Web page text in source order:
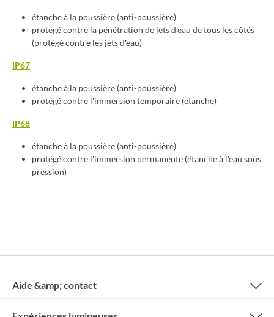
étanche à la poussière (anti-poussière)
protégé contre la pénétration de jets d'eau de tous les côtés
(protégé contre les jets d'eau)
IP67
étanche à la poussière (anti-poussière)
protégé contre l'immersion temporaire (étanche)
IP68
étanche à la poussière (anti-poussière)
protégé contre l'immersion permanente (étanche à l'eau sous
pression)
Aide &amp; contact